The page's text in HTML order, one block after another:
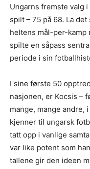
Ungarns fremste valg
spilt – 75 på 68. La
heltens mål-per-kamp
spilte en såpass
periode i sin
I sine første 50
nasjonen, er Kocsis –
mange, mange andre,
kjenner til ungarsk
tatt opp i vanlige
var like potent som
tallene gir den ideen